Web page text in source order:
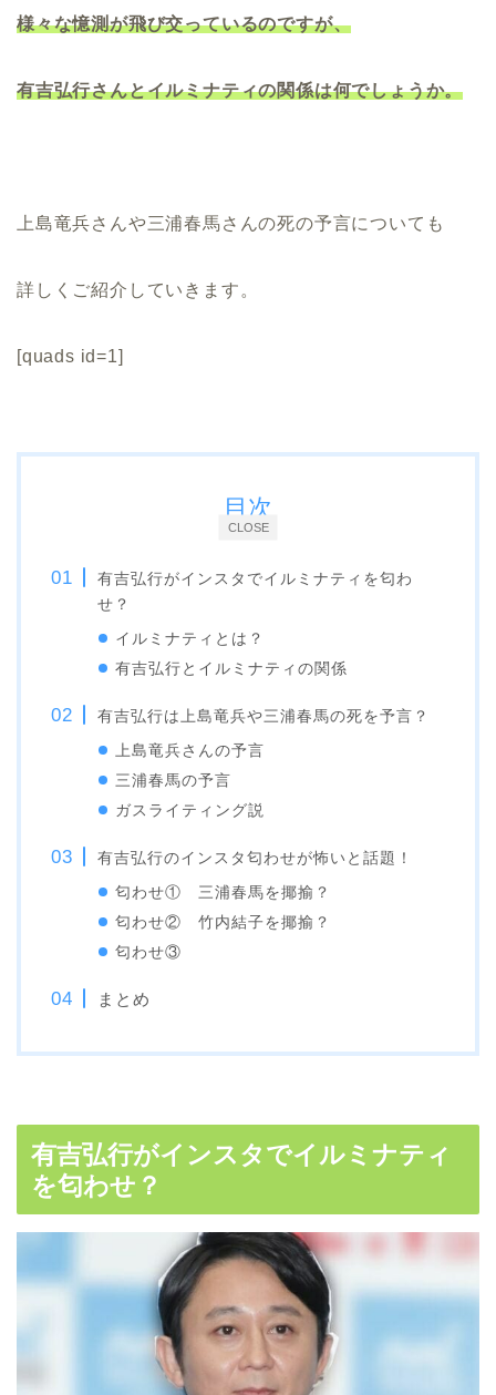
様々な憶測が飛び交っているのですが、
有吉弘行さんとイルミナティの関係は何でしょうか。
上島竜兵さんや三浦春馬さんの死の予言についても
詳しくご紹介していきます。
[quads id=1]
CLOSE
目次
有吉弘行がインスタでイルミナティを匂わ
せ？
イルミナティとは？
有吉弘行とイルミナティの関係
有吉弘行は上島竜兵や三浦春馬の死を予言？
上島竜兵さんの予言
三浦春馬の予言
ガスライティング説
有吉弘行のインスタ匂わせが怖いと話題！
匂わせ① 三浦春馬を揶揄？
匂わせ② 竹内結子を揶揄？
匂わせ③
まとめ
有吉弘行がインスタでイルミナティ
を匂わせ？